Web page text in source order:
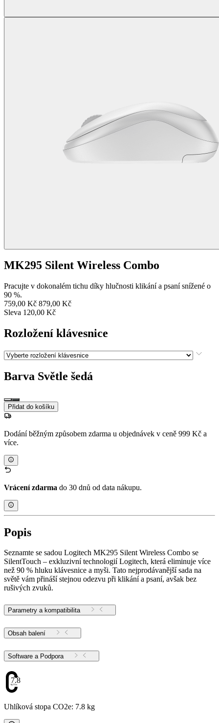
MK295 Silent Wireless Combo
Pracujte v dokonalém tichu díky hlučnosti klikání a psaní snížené o
90 %.
759,00 Kč 879,00 Kč
Sleva 120,00 Kč
Rozložení klávesnice
Barva Světle šedá
Přidat do košíku
Dodání běžným způsobem zdarma u objednávek v ceně 999 Kč a
více.
Vrácení zdarma do 30 dnů od data nákupu.
Popis
Seznamte se sadou Logitech MK295 Silent Wireless Combo se
SilentTouch – exkluzivní technologií Logitech, která eliminuje více
než 90 % hluku klávesnice a myši. Tato nejprodávanější sada na
světě vám přináší stejnou odezvu při klikání a psaní, avšak bez
rušivých zvuků.
Parametry a kompatibilita
Obsah balení
Software a Podpora
7.8
Uhlíková stopa CO2e: 7.8 kg